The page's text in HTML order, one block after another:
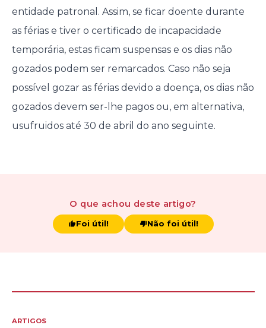
entidade patronal. Assim, se ficar doente durante
as férias e tiver o certificado de incapacidade
temporária, estas ficam suspensas e os dias não
gozados podem ser remarcados. Caso não seja
possível gozar as férias devido a doença, os dias não
gozados devem ser-lhe pagos ou, em alternativa,
usufruidos até 30 de abril do ano seguinte.
O que achou deste artigo?
Foi útil! Não foi útil!
ARTIGOS